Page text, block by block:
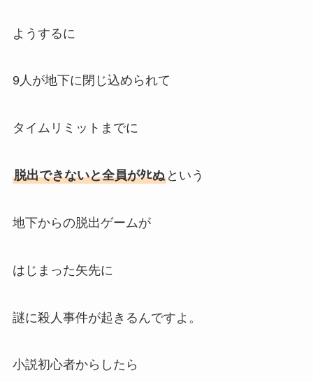
ようするに
9人が地下に閉じ込められて
タイムリミットまでに
脱出できないと全員がﾀﾋぬという
地下からの脱出ゲームが
はじまった矢先に
謎に殺人事件が起きるんですよ。
小説初心者からしたら